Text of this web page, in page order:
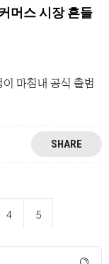
머스 시장 흔들
마침내 공식 출범
SHARE
4 5